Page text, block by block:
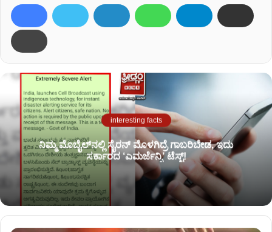
interesting facts
ನಿಮ್ಮ ಮೊಬೈಲ್​​ನಲ್ಲಿ ಸೈರನ್ ಮೊಳಗಿದ್ರೆ ಗಾಬರಿಬೇಡ, ಇದು
ಸರ್ಕಾರದ ‘ಎಮರ್ಜೆನ್ಸಿ’ ಟೆಸ್ಟ್!